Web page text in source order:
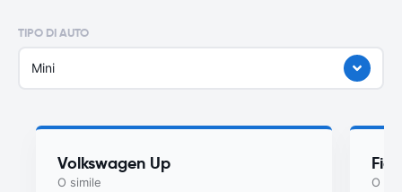
TIPO DI AUTO
Mini
Volkswagen Up
O simile O